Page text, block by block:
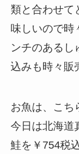
類と合わせて
味しいので時
ンチのあるし
込みも時々販
お魚は、こち
今日は北海道
鮭を￥754税